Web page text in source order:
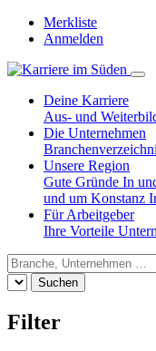
Merkliste
Anmelden
Deine Karriere
Aus- und
Die Unternehmen
Unsere Region
Gute Gründe In
und um Konstanz
Für Arbeitgeber
Ihre Vorteile
Suchen
Filter